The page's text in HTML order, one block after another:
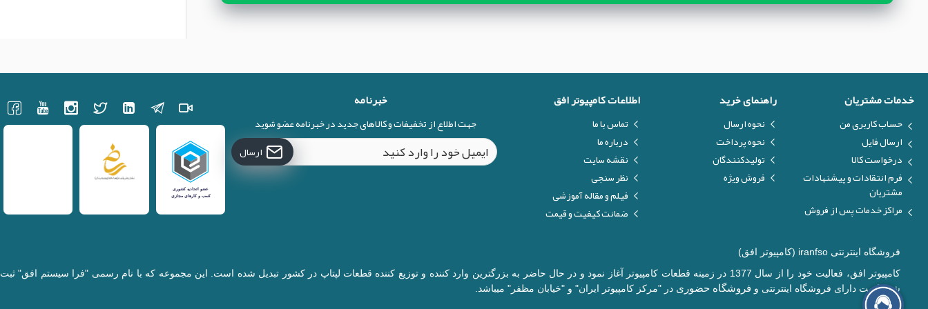
خدمات مشتریان
حساب کاربری من
ارسال فایل
درخواست کالا
فرم انتقادات و پیشنهادات
مشتریان
مراکز خدمات پس از فروش
راهنمای خرید
نحوه ارسال
نحوه پرداخت
تولیدکنندگان
فروش ویژه
اطلاعات کامپیوتر افق
تماس با ما
درباره ما
نقشه سایت
نظر سنجی
فیلم و مقاله آموزشی
ضمانت کیفیت و قیمت
خبرنامه
جهت اطلاع از تخفیفات و کالاهای جدید در خبرنامه عضو شوید
ارسال
فروشگاه اینترنتی iranfso (کامپیوتر افق)
کامپیوتر افق، فعالیت خود را از سال 1377 در زمینه قطعات کامپیوتر آغاز نمود و در حال حاضر به بزرگترین وارد کننده و توزیع کننده قطعات لپتاپ در کشور تبدیل شده است. این مجموعه که با نام رسمی "فرا سیستم افق" ثبت
شده است دارای فروشگاه اینترنتی و فروشگاه حضوری در "مرکز کامپیوتر ایران" و "خیابان مظفر" میباشد.